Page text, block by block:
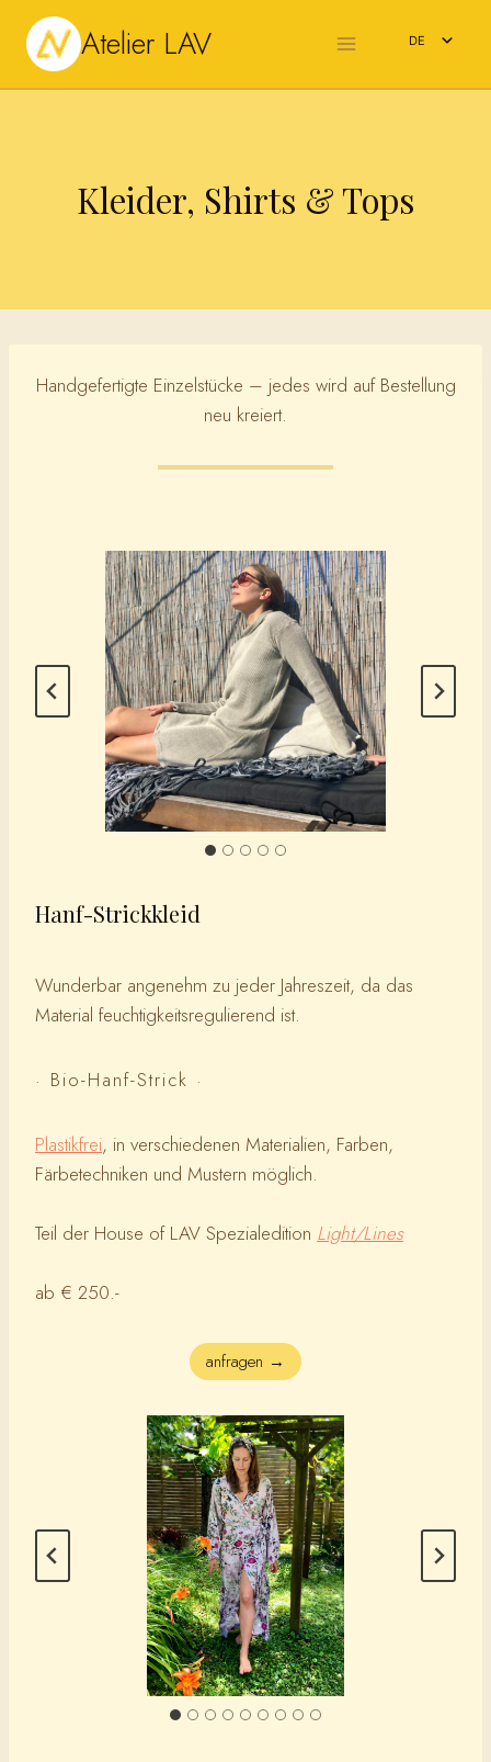
Inhalt
springen
Atelier LAV
DE
Kleider, Shirts & Tops
Handgefertigte Einzelstücke – jedes wird auf Bestellung
neu kreiert.
Hanf-Strickkleid
Wunderbar angenehm zu jeder Jahreszeit, da das
Material feuchtigkeitsregulierend ist.
· Bio-Hanf-Strick ·
Plastikfrei, in verschiedenen Materialien, Farben,
Färbetechniken und Mustern möglich.
Teil der House of LAV Spezialedition Light/Lines
ab € 250.-
anfragen →